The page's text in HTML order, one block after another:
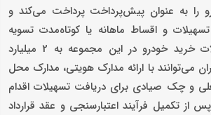
را به‌ عنوان پیش‌پرداخت پرداخت می‌کند و
و اقساط ماهانه یا کوتاه‌مدت تسویه
می‌شود. سقف تسهیلات خرید خودرو در این مجموعه به 2 میلیارد
می‌توانند با ارائه مدارک هویتی، مدارک محل
و چک صیادی برای دریافت تسهیلات اقدام
از تکمیل فرآیند اعتبارسنجی و عقد قرارداد